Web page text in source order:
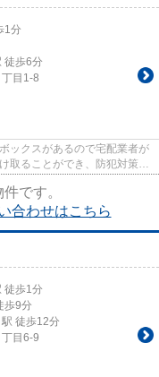
1分
徒歩6分
丁目1-8
ックスがあるので宅配業者が
取ることができ、防犯対策に
です。
合わせはこちら
徒歩1分
歩9分
駅 徒歩12分
丁目6-9